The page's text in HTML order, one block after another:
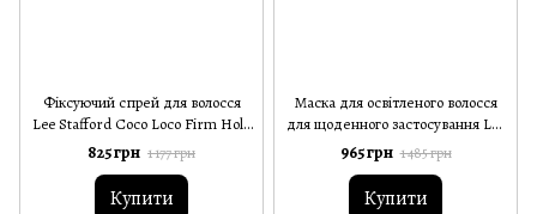
Фіксуючий спрей для волосся
Lee Stafford Coco Loco Firm Hold
Hairspray 250 мл
825 грн 1 177 грн
Купити
Маска для освітленого волосся
для щоденного застосування Lee
Stafford Bleach Blondes Everyday
Care Treatment 200 мл
965 грн 1 485 грн
Купити